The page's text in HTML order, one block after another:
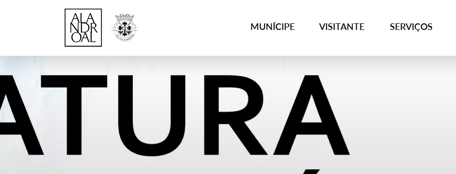
MUNÍCIPE VISITANTE SERVIÇOS
Página Inicial